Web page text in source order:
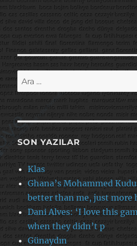
Ara:
SON YAZILAR
Klas
Ghana’s Mohammed
better than me, just more
Dani Alves: ‘I love this
when they didn’t p
Günaydın